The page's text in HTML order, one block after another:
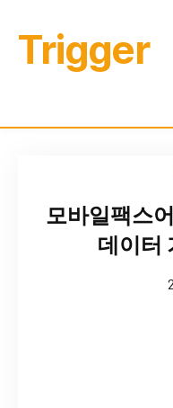
Trigger
모바일팩스
데이터